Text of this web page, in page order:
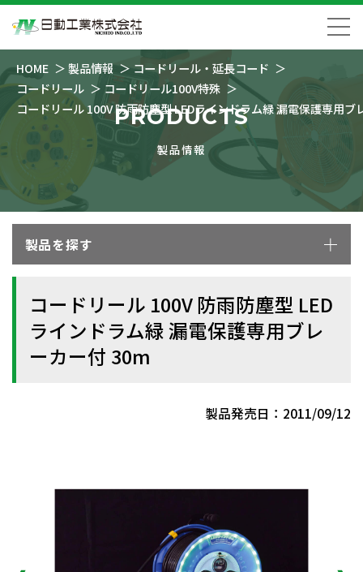
HOME 製品情報
コードリール・延長コード
コードリール
コードリール100V特殊
コードリール 100V 防雨防塵型 LEDラインドラム緑 漏電保護専用ブ
PRODUCTS
製品情報
製品を探す
コードリール 100V 防雨防塵型 LED
ラインドラム緑 漏電保護専用ブレ
ーカー付 30m
製品発売日：2011/09/12